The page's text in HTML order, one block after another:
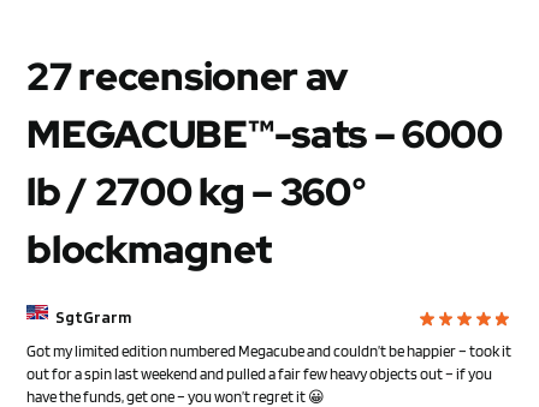
27 recensioner av
MEGACUBE™-sats – 6000
lb / 2700 kg – 360°
blockmagnet
SgtGrarm
Got my limited edition numbered Megacube and couldn’t be happier – took it
out for a spin last weekend and pulled a fair few heavy objects out – if you
have the funds, get one – you won’t regret it 😀